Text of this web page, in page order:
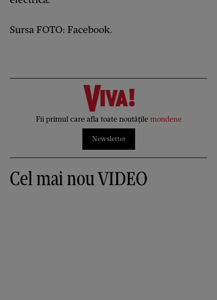
Sursa FOTO: Facebook.
Fii primul care afla toate noutățile mondene
Newsletter
Cel mai nou VIDEO